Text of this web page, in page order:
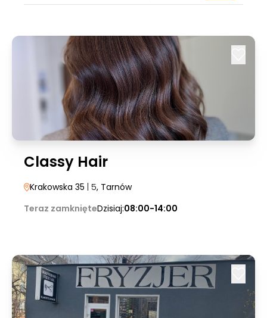
Classy Hair
Krakowska 35 | 5, Tarnów
Teraz zamknięteDzisiaj:08:00-14:00